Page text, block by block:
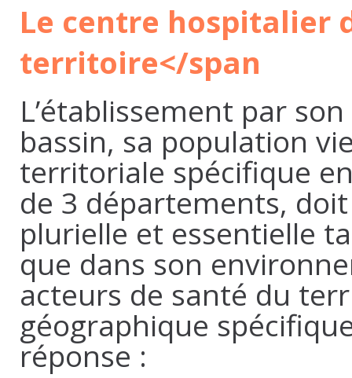
Le centre hospitalier
territoire</span
L’établissement par
bassin, sa population
territoriale spécifique
de 3 départements,
plurielle et essentielle
que dans son
acteurs de santé du
géographique
réponse :